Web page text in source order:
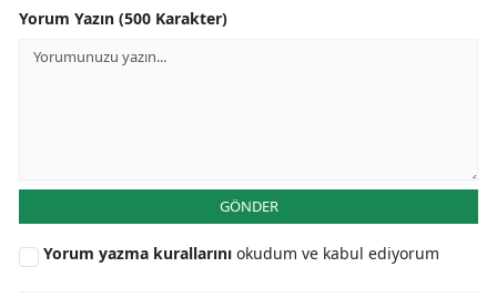
Yorum Yazın (500 Karakter)
GÖNDER
Yorum yazma kurallarını okudum ve kabul ediyorum